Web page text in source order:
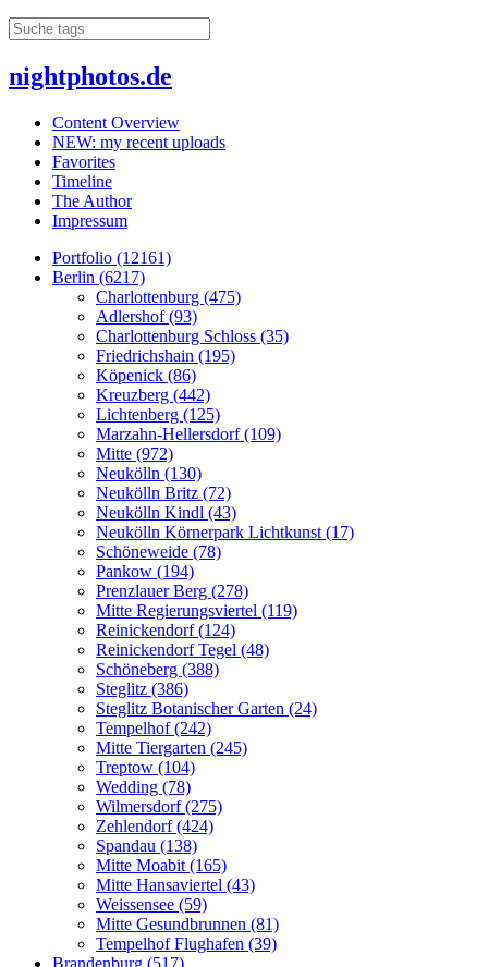
nightphotos.de
Content Overview
NEW: my recent uploads
Favorites
Timeline
The Author
Impressum
Portfolio (12161)
Berlin (6217)
Charlottenburg (475)
Adlershof (93)
Charlottenburg Schloss (35)
Friedrichshain (195)
Köpenick (86)
Kreuzberg (442)
Lichtenberg (125)
Marzahn-Hellersdorf (109)
Mitte (972)
Neukölln (130)
Neukölln Britz (72)
Neukölln Kindl (43)
Neukölln Körnerpark Lichtkunst (17)
Schöneweide (78)
Pankow (194)
Prenzlauer Berg (278)
Mitte Regierungsviertel (119)
Reinickendorf (124)
Reinickendorf Tegel (48)
Schöneberg (388)
Steglitz (386)
Steglitz Botanischer Garten (24)
Tempelhof (242)
Mitte Tiergarten (245)
Treptow (104)
Wedding (78)
Wilmersdorf (275)
Zehlendorf (424)
Spandau (138)
Mitte Moabit (165)
Mitte Hansaviertel (43)
Weissensee (59)
Mitte Gesundbrunnen (81)
Tempelhof Flughafen (39)
Brandenburg (517)